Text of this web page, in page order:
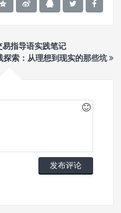
指导语实践笔记
探索：从理想到现实的那些坑
发布评论